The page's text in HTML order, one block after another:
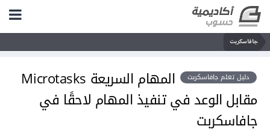
جافاسكربت
دليل تعلم جافاسكربت
المهام السريعة Microtasks
مقابل الوعد في تنفيذ المهام لاحقًا في
جافاسكربت